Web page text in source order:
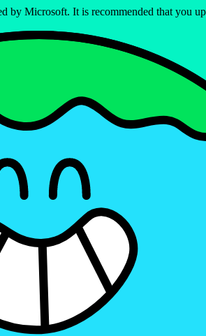
by Microsoft. It is recommended that you